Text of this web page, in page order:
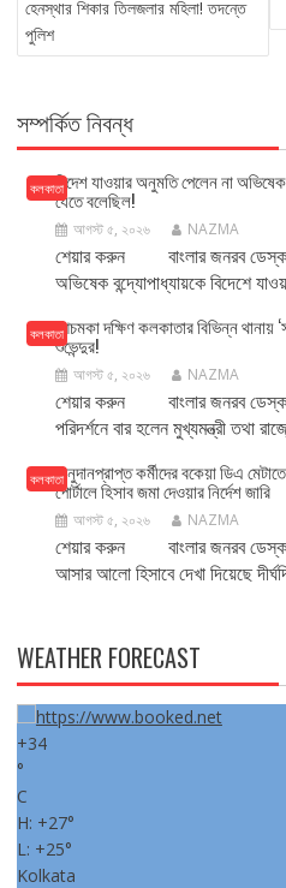
হেনস্থার শিকার তিলজলার মহিলা! তদন্তে
পুলিশ
সম্পর্কিত নিবন্ধ
কলকাতাবিদেশ যাওয়ার অনুমতি পেলেন না
যেতে বলেছিল!
আগস্ট ৫, ২০২৬ NAZMA
শেয়ার করুন বাংলার জনরব ডেস্ক :
অভিষেক বন্দ্যোপাধ্যায়কে বিদেশে
কলকাতাআচমকা দক্ষিণ কলকাতার বিভিন্ন থানায়
শুভেন্দুর!
আগস্ট ৫, ২০২৬ NAZMA
শেয়ার করুন বাংলার জনরব ডেস্ক:
পরিদর্শনে বার হলেন মুখ্যমন্ত্রী তথা
কলকাতাঅনুদানপ্রাপ্ত কর্মীদের বকেয়া ডিএ
পোর্টালে হিসাব জমা দেওয়ার নির্দেশ জারি
আগস্ট ৫, ২০২৬ NAZMA
শেয়ার করুন বাংলার জনরব ডেস্ক :
আসার আলো হিসাবে দেখা দিয়েছে
WEATHER FORECAST
+34
°
C
H: +27°
L: +25°
Kolkata